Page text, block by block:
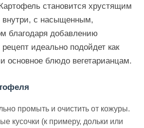
становится хрустящим
внутри, с насыщенным,
благодаря добавлению
идеально подойдет как
основное блюдо вегетарианцам.
промыть и очистить от кожуры.
кусочки (к примеру, дольки или